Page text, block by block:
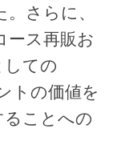
さらに、
ース再販お
ての
トの価値を
ことへの